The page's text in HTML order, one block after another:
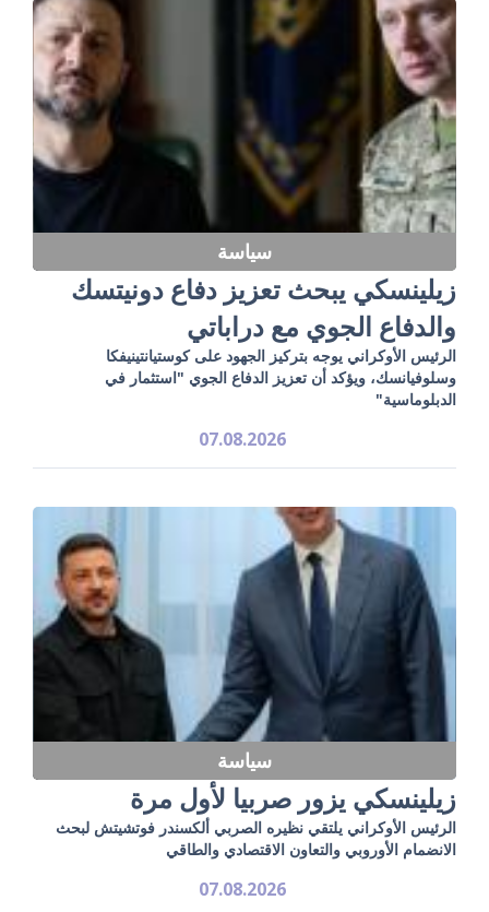
سياسة
زيلينسكي يبحث تعزيز دفاع دونيتسك
والدفاع الجوي مع دراباتي
الرئيس الأوكراني يوجه بتركيز الجهود على كوستيانتينيفكا
وسلوفيانسك، ويؤكد أن تعزيز الدفاع الجوي "استثمار في
الدبلوماسية"
07.08.2026
سياسة
زيلينسكي يزور صربيا لأول مرة
الرئيس الأوكراني يلتقي نظيره الصربي ألكسندر فوتشيتش لبحث
الانضمام الأوروبي والتعاون الاقتصادي والطاقي
07.08.2026